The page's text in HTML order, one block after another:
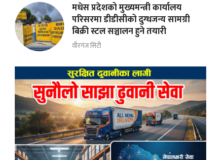
मधेस प्रदेशको मुख्यमन्त्री कार्यालय
परिसरमा डीडीसीको दुग्धजन्य सामग्री
बिक्री स्टल सञ्चालन हुने तयारी
वीरगंज सिटी